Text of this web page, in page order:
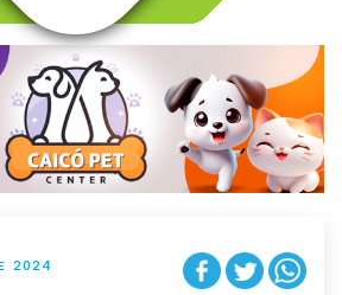
v
g
t
i
o
n
2024